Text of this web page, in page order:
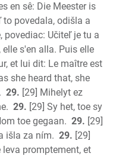
en sê: Die Meester is
to povedala, odišla a
povediac: Učiteľ je tu a
s'en alla. Puis elle
et lui dit: Le maître est
she heard that, she
29. [29] Mihelyt ez
29. [29] Sy het, toe sy
toe gegaan. 29. [29]
išla za ním. 29. [29]
leva promptement, et